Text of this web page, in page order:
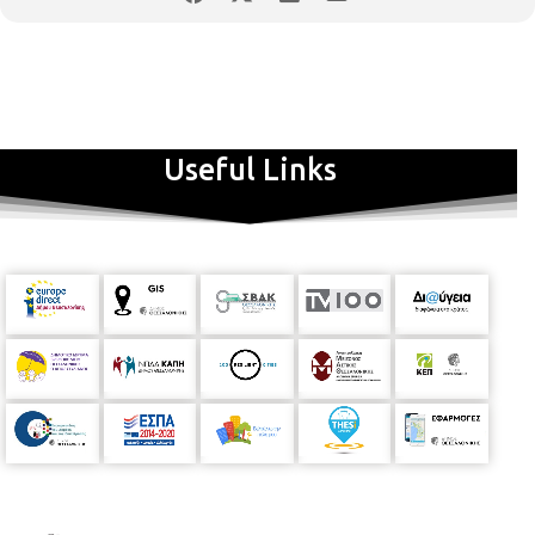
Useful Links